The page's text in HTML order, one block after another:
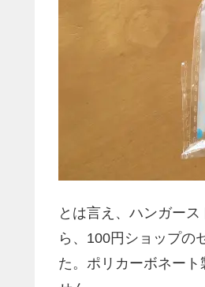
とは言え、ハンガー
ら、100円ショップの
た。ポリカーボネー